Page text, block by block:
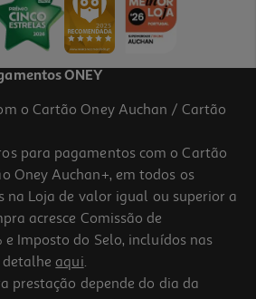
Starlight
ONEY
o Cartão Oney Auchan / Cartão
para pagamentos com o Cartão
Oney Auchan+, em todos os
na Loja de valor igual ou superior a
acresce Comissão de
Imposto do Selo, incluídos nas
detalhe aqui.
prestação depende do dia da